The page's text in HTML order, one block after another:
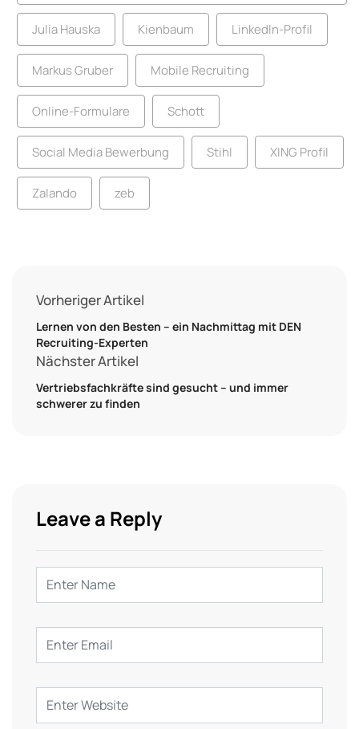
Julia Hauska Kienbaum LinkedIn-Profil
Markus Gruber Mobile Recruiting
Online-Formulare Schott
Social Media Bewerbung Stihl XING Profil
Zalando zeb
Vorheriger Artikel
Lernen von den Besten – ein Nachmittag mit DEN
Recruiting-Experten
Nächster Artikel
Vertriebsfachkräfte sind gesucht – und immer
schwerer zu finden
Leave a Reply